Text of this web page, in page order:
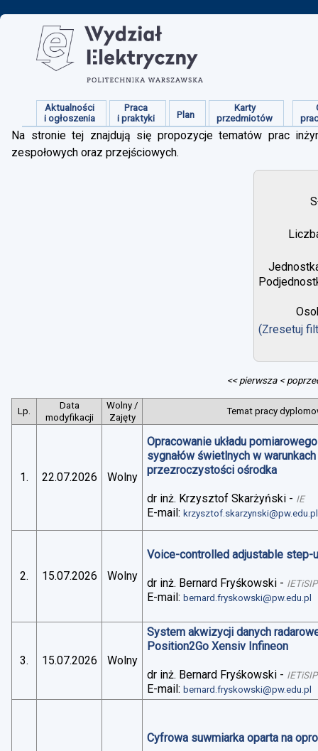
Aktualności
i ogłoszenia
Praca
i praktyki
Plan
Karty
przedmiotów
Na stronie tej znajdują się propozycje tematów prac
zespołowych oraz przejściowych.
(Zresetuj
<< pierwsza <
Lp.
Data
modyfikacji
Wolny /
Zajęty
Temat pracy
1. 22.07.2026 Wolny
Opracowanie układu
sygnałów świetlnych w
przezroczystości ośrodka
dr inż. Krzysztof Skarżyński - IE
E-mail:krzysztof.skarzynski@pw.edu.pl
2. 15.07.2026 Wolny
Voice-controlled adjustable step-
dr inż. Bernard Fryśkowski - IETiSIP
E-mail:bernard.fryskowski@pw.edu.pl
3. 15.07.2026 Wolny
System akwizycji danych
Position2Go Xensiv Infineon
dr inż. Bernard Fryśkowski - IETiSIP
E-mail:bernard.fryskowski@pw.edu.pl
Cyfrowa suwmiarka oparta na